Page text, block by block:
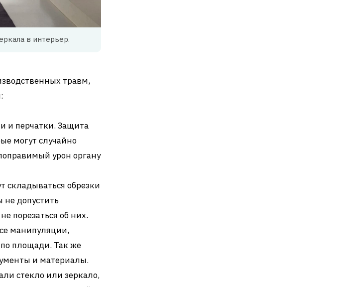
в интерьер.
травм,
и перчатки. Защита
могут случайно
урон органу
складываться обрезки
не допустить
порезаться об них.
манипуляции,
площади. Так же
и материалы.
стекло или зеркало,